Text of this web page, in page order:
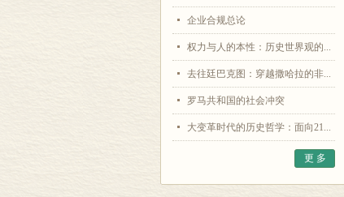
企业合规总论
权力与人的本性：历史世界观的...
去往廷巴克图：穿越撒哈拉的非...
罗马共和国的社会冲突
大变革时代的历史哲学：面向21...
更 多